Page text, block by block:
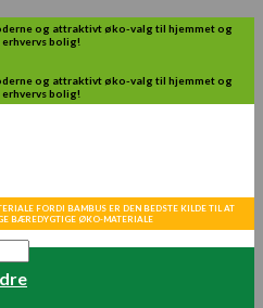
og attraktivt øko-valg til hjemmet og
erhvervs bolig!
og attraktivt øko-valg til hjemmet og
erhvervs bolig!
FORDI BAMBUS ER DEN BEDSTE KILDE TIL AT
BÆREDYGTIGE ØKO-MATERIALE